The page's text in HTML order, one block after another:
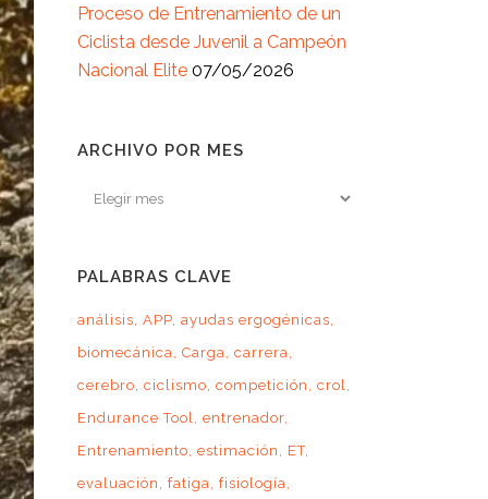
Proceso de Entrenamiento de un
Ciclista desde Juvenil a Campeón
Nacional Elite 07/05/2026
ARCHIVO POR MES
Archivo
PALABRAS CLAVE
análisis APP ayudas ergogénicas
biomecánica Carga carrera
cerebro ciclismo competición
crol
Endurance Tool entrenador
Entrenamiento estimación
ET
evaluación
fatiga fisiología